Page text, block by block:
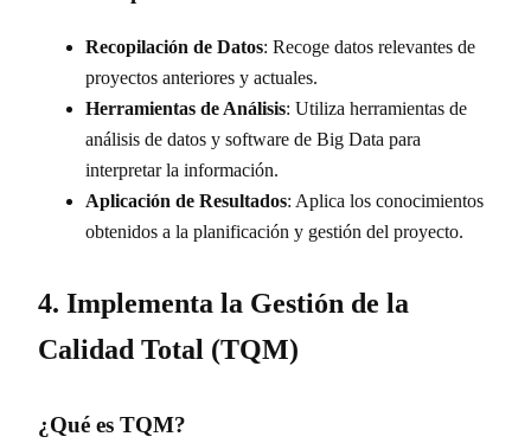
Recopilación de Datos: Recoge datos relevantes de
proyectos anteriores y actuales.
Herramientas de Análisis: Utiliza herramientas de
análisis de datos y software de Big Data para
interpretar la información.
Aplicación de Resultados: Aplica los conocimientos
obtenidos a la planificación y gestión del proyecto.
4. Implementa la Gestión de la
Calidad Total (TQM)
¿Qué es TQM?